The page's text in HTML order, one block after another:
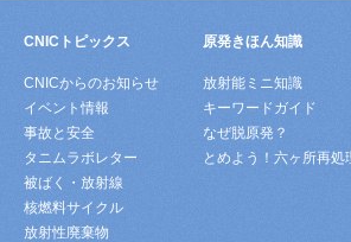
CNICトピックス
CNICからのお知らせ
イベント情報
事故と安全
タニムラボレター
被ばく・放射線
核燃料サイクル
放射性廃棄物
原発きほん知識
放射能ミニ知識
キーワードガイド
なぜ脱原発？
とめよう！六ヶ所再処